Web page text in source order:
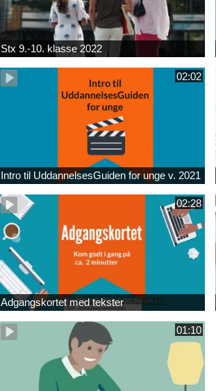
Stx 9.-10. klasse 2022
02:02
Intro til UddannelsesGuiden for unge v. 2021
02:28
Adgangskortet med tekster
01:10